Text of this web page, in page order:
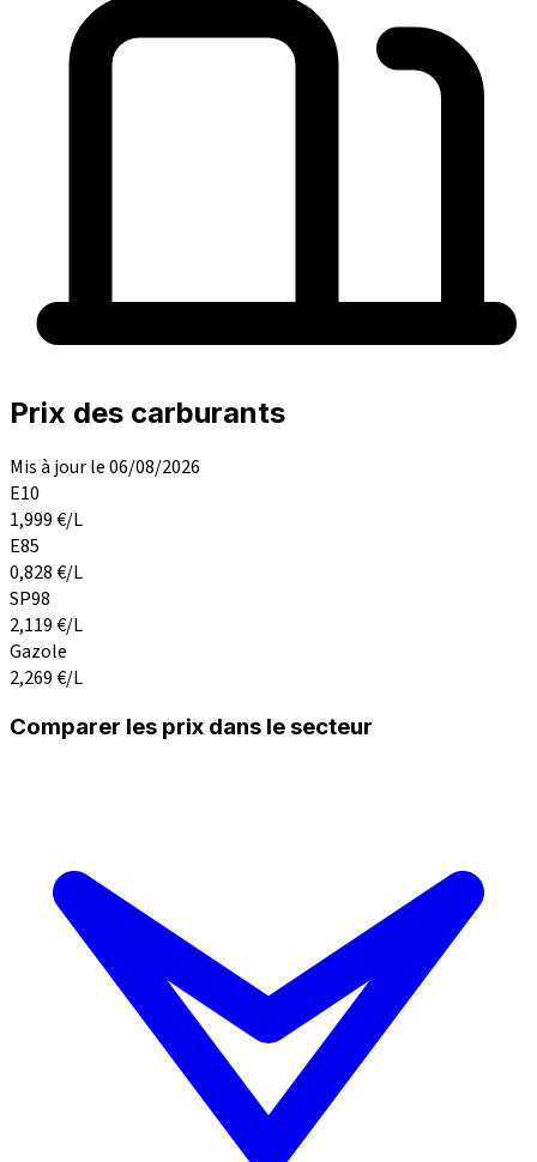
Prix des carburants
Mis à jour le 06/08/2026
E10
1,999€/L
E85
0,828€/L
SP98
2,119€/L
Gazole
2,269€/L
Comparer les prix dans le secteur